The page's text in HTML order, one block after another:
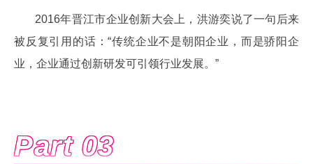
2016年晋江市企业创新大会上，洪游奕说了一句后来
被反复引用的话：“传统企业不是朝阳企业，而是骄阳企
业，企业通过创新研发可引领行业发展。”
Part 03